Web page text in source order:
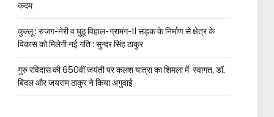
कदम
कुल्लू : रुजग-नेरी व घुठू विहाल- ग्रामंग-II सड़क के निर्माण से क्षेत्र के
विकास को मिलेगी नई गति : सुन्दर सिंह ठाकुर
गुरु रविदास की 650वीं जयंती पर कलश यात्रा का शिमला में स्वागत, डॉ.
बिंदल और जयराम ठाकुर ने किया अगुवाई